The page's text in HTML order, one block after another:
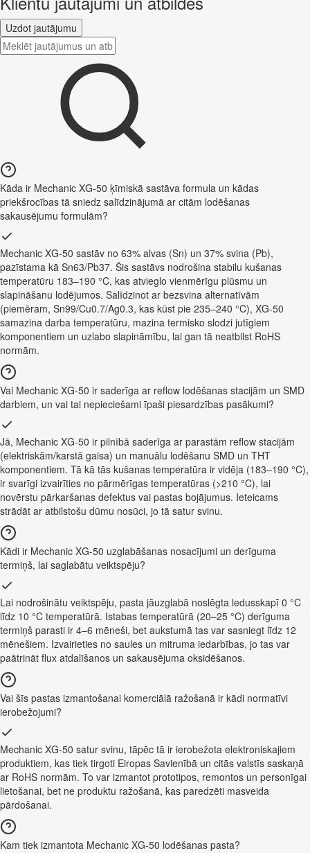
Uzdot jautājumu
Kāda ir Mechanic XG-50 ķīmiskā sastāva formula un kādas
priekšrocības tā sniedz salīdzinājumā ar citām lodēšanas
sakausējumu formulām?
Mechanic XG-50 sastāv no 63% alvas (Sn) un 37% svina (Pb),
pazīstama kā Sn63/Pb37. Šis sastāvs nodrošina stabilu kušanas
temperatūru 183–190 °C, kas atvieglo vienmērīgu plūsmu un
slapināšanu lodējumos. Salīdzinot ar bezsvina alternatīvām
(piemēram, Sn99/Cu0.7/Ag0.3, kas kūst pie 235–240 °C), XG-50
samazina darba temperatūru, mazina termisko slodzi jutīgiem
komponentiem un uzlabo slapināmību, lai gan tā neatbilst RoHS
normām.
Vai Mechanic XG-50 ir saderīga ar reflow lodēšanas stacijām un SMD
darbiem, un vai tai nepieciešami īpaši piesardzības pasākumi?
Jā, Mechanic XG-50 ir pilnībā saderīga ar parastām reflow stacijām
(elektriskām/karstā gaisa) un manuālu lodēšanu SMD un THT
komponentiem. Tā kā tās kušanas temperatūra ir vidēja (183–190 °C),
ir svarīgi izvairīties no pārmērīgas temperatūras (>210 °C), lai
novērstu pārkaršanas defektus vai pastas bojājumus. Ieteicams
strādāt ar atbilstošu dūmu nosūci, jo tā satur svinu.
Kādi ir Mechanic XG-50 uzglabāšanas nosacījumi un derīguma
termiņš, lai saglabātu veiktspēju?
Lai nodrošinātu veiktspēju, pasta jāuzglabā noslēgta ledusskapī 0 °C
līdz 10 °C temperatūrā. Istabas temperatūrā (20–25 °C) derīguma
termiņš parasti ir 4–6 mēneši, bet aukstumā tas var sasniegt līdz 12
mēnešiem. Izvairieties no saules un mitruma iedarbības, jo tas var
paātrināt flux atdalīšanos un sakausējuma oksidēšanos.
Vai šīs pastas izmantošanai komerciālā ražošanā ir kādi normatīvi
ierobežojumi?
Mechanic XG-50 satur svinu, tāpēc tā ir ierobežota elektroniskajiem
produktiem, kas tiek tirgoti Eiropas Savienībā un citās valstīs saskaņā
ar RoHS normām. To var izmantot prototipos, remontos un personīgai
lietošanai, bet ne produktu ražošanā, kas paredzēti masveida
pārdošanai.
Kam tiek izmantota Mechanic XG-50 lodēšanas pasta?